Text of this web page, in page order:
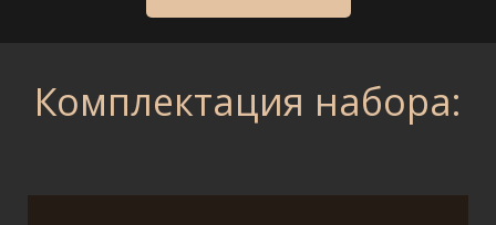
Комплектация набора: